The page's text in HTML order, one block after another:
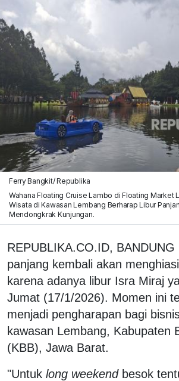
Ferry Bangkit/ Republika
Wahana Floating Cruise Lambo di Floating Market
Wisata di Kawasan Lembang Berharap Libur
Mendongkrak Kunjungan.
REPUBLIKA.CO.ID,
panjang kembali akan
karena adanya libur Isra Miraj
Jumat (17/1/2026). Momen ini
menjadi pengharapan bagi
kawasan Lembang, Kabupaten
(KBB), Jawa Barat.
"Untuk long weekendbesok